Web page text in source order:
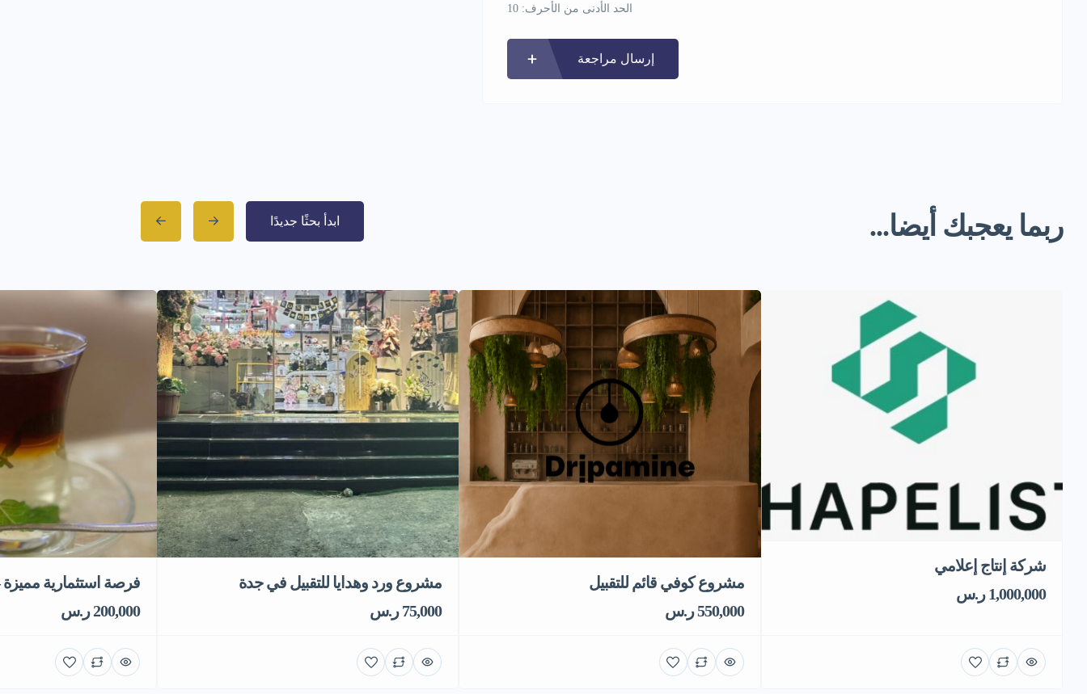
الحد الأدنى من الأحرف: 10
إرسال مراجعة
ربما يعجبك أيضا... ابدأ بحثًا جديدًا
شركة إنتاج إعلامي
1,000,000 ر.س
مشروع كوفي قائم للتقبيل
550,000 ر.س
مشروع ورد وهدايا للتقبيل في جدة
75,000 ر.س
فرصة استثمارية
200,000 ر.س